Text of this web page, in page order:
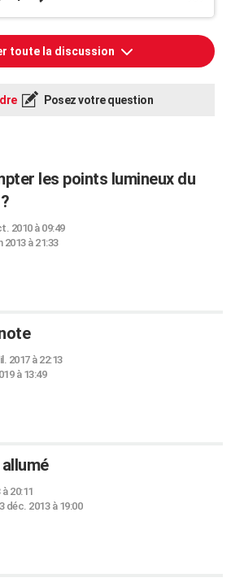
toute la discussion
Posez votre question
les points lumineux du
2010 à 09:49
2013 à 21:33
2017 à 22:13
à 13:49
20:11
déc. 2013 à 19:00